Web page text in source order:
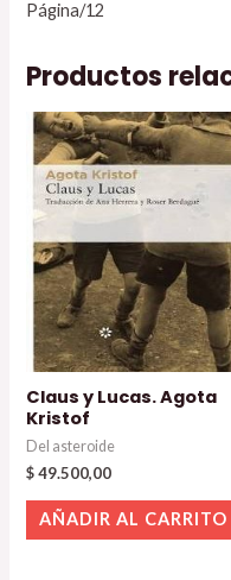
Página/12
Productos
Claus y Lucas. Agota
Kristof
Del asteroide
$49.500,00
AÑADIR AL CARRITO